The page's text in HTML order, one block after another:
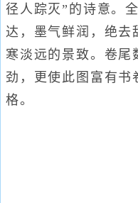
径人踪灭”的诗意。
达，墨气鲜润，绝去
寒淡远的景致。卷尾
劲，更使此图富有书
格。